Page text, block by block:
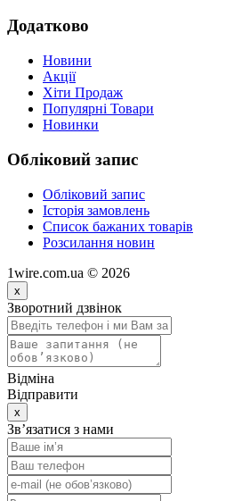
Додатково
Новини
Акції
Хіти Продаж
Популярні Товари
Новинки
Обліковий запис
Обліковий запис
Історія замовлень
Список бажаних товарів
Розсилання новин
1wire.com.ua © 2026
x
Зворотний дзвінок
Відміна
Відправити
x
Зв’язатися з нами